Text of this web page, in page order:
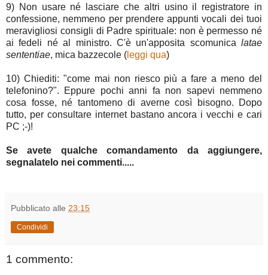
9) Non usare né lasciare che altri usino il registratore in
confessione, nemmeno per prendere appunti vocali dei tuoi
meravigliosi consigli di Padre spirituale: non è permesso né
ai fedeli né al ministro. C'è un'apposita scomunica latae
sententiae, mica bazzecole ( leggi qua)
10) Chiediti: "come mai non riesco più a fare a meno del
telefonino?". Eppure pochi anni fa non sapevi nemmeno
cosa fosse, né tantomeno di averne così bisogno. Dopo
tutto, per consultare internet bastano ancora i vecchi e cari
PC ;-)!
Se avete qualche comandamento da aggiungere,
segnalatelo nei commenti.....
Pubblicato alle 23:15
Condividi
1 commento: